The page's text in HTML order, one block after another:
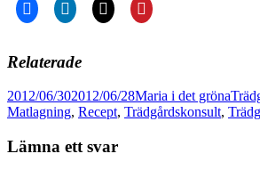
Relaterade
Postat
2012/06/302012/06/28Författare
Maria i det gröna
Matlagning, Recept, Trädgårdskonsult,
Lämna ett svar